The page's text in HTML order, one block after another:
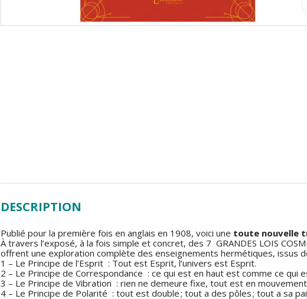
DESCRIPTION
Publié pour la première fois en anglais en 1908, voici une toute nouvelle
À travers l’exposé, à la fois simple et concret, des 7 GRANDES LOIS
offrent une exploration complète des enseignements hermétiques, issus
1 – Le Principe de l’Esprit : Tout est Esprit, l’univers est Esprit.
2 – Le Principe de Correspondance : ce qui est en haut est comme ce qui
3 – Le Principe de Vibration : rien ne demeure fixe, tout est en
4 – Le Principe de Polarité : tout est double ; tout a des pôles ; tout a sa